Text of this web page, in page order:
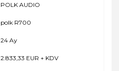
POLK AUDIO
polk R700
24 Ay
2.833,33 EUR + KDV